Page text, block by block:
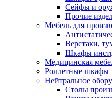
Сейфы и
Прочие
Мебель для
Верстаки,
Шкафы
Медицинская
Роллетные шкафы
Нейтральное
Столы